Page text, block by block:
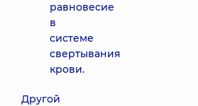
равновесие
в
системе
свертывания
крови.
Другой